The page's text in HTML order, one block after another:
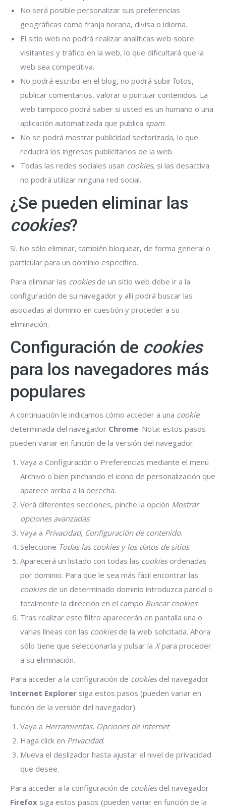
No será posible personalizar sus preferencias
geográficas como franja horaria, divisa o idioma.
El sitio web no podrá realizar analíticas web sobre
visitantes y tráfico en la web, lo que dificultará que la
web sea competitiva.
No podrá escribir en el blog, no podrá subir fotos,
publicar comentarios, valorar o puntuar contenidos. La
web tampoco podrá saber si usted es un humano o una
aplicación automatizada que publica spam.
No se podrá mostrar publicidad sectorizada, lo que
reducirá los ingresos publicitarios de la web.
Todas las redes sociales usan cookies, si las desactiva
no podrá utilizar ninguna red social.
¿Se pueden eliminar las
cookies?
Sí. No sólo eliminar, también bloquear, de forma general o
particular para un dominio específico.
Para eliminar las cookiesde un sitio web debe ir a la
configuración de su navegador y allí podrá buscar las
asociadas al dominio en cuestión y proceder a su
eliminación.
Configuración de cookies
para los navegadores más
populares
A continuación le indicamos cómo acceder a una cookie
determinada del navegador Chrome. Nota: estos pasos
pueden variar en función de la versión del navegador:
Vaya a Configuración o Preferencias mediante el menú
Archivo o bien pinchando el icono de personalización que
aparece arriba a la derecha.
Verá diferentes secciones, pinche la opción Mostrar
opciones avanzadas.
Vaya a Privacidad, Configuración de contenido.
Seleccione Todas las cookiesy los datos de sitios.
Aparecerá un listado con todas las cookiesordenadas
por dominio. Para que le sea más fácil encontrar las
cookiesde un determinado dominio introduzca parcial o
totalmente la dirección en el campo Buscar cookies.
Tras realizar este filtro aparecerán en pantalla una o
varias líneas con las cookiesde la web solicitada. Ahora
sólo tiene que seleccionarla y pulsar la Xpara proceder
a su eliminación.
Para acceder a la configuración de cookiesdel navegador
Internet Explorer siga estos pasos (pueden variar en
función de la versión del navegador):
Vaya a Herramientas, Opciones de Internet
Haga click en Privacidad.
Mueva el deslizador hasta ajustar el nivel de privacidad
que desee.
Para acceder a la configuración de cookiesdel navegador
Firefox siga estos pasos (pueden variar en función de la